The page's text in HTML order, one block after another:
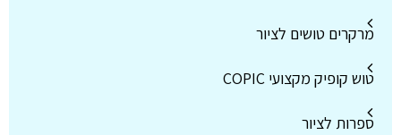
מרקרים טושים לציור
טוש קופיק מקצועי COPIC
ספרות לציור